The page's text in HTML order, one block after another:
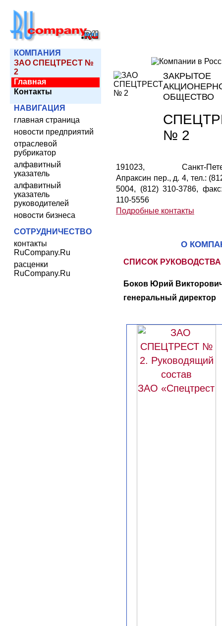
КОМПАНИЯ
ЗАО СПЕЦТРЕСТ №
2
Главная
Контакты
НАВИГАЦИЯ
главная страница
новости предприятий
отраслевой
рубрикатор
алфавитный
указатель
алфавитный
указатель
руководителей
новости бизнеса
СОТРУДНИЧЕСТВО
контакты
RuCompany.Ru
расценки
RuCompany.Ru
ЗАКРЫТОЕ
ОБЩЕСТВО
№ 2
191023, Санкт-
Апраксин пер., д. 4, тел.:
5004, (812) 310-3786,
110-5556
Подробные контакты
О
СПИСОК РУКОВОДСТВА
Боков Юрий
генеральный директор